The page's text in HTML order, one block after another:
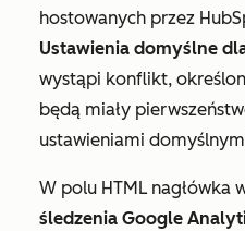
hostowanych przez
Ustawienia domyślne
wystąpi konflikt,
będą miały
ustawieniami
W polu HTML nagłówka
śledzenia Google